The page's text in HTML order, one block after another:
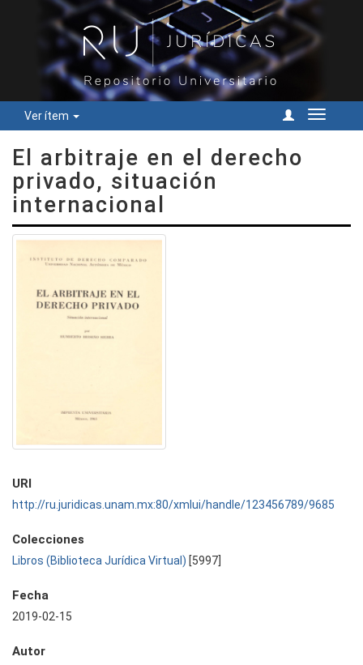
Ver ítem
Cambiar
El arbitraje en el derecho
privado, situación
internacional
URI
http://ru.juridicas.unam.mx:80/xmlui/handle/123456789/9685
Colecciones
Libros (Biblioteca Jurídica Virtual) [5997]
Fecha
2019-02-15
Autor